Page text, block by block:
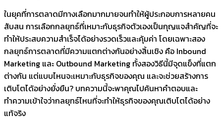
ในยุคที่การตลาดมีทางเลือกมากมายจนทำให้ผู้ประกอบการหลายคน
สับสน การเลือกกลยุทธ์ที่เหมาะกับธุรกิจตัวเองเป็นกุญแจสำคัญที่จะ
ทำให้ประสบความสำเร็จได้อย่างรวดเร็วและคุ้มค่า โดยเฉพาะสอง
กลยุทธ์การตลาดที่มีความแตกต่างกันอย่างสิ้นเชิง คือ Inbound
Marketing และ Outbound Marketing ทั้งสองวิธีนี้มีจุดแข็งที่แตก
ต่างกัน แต่แบบไหนจะเหมาะกับธุรกิจของคุณ และจะช่วยสร้างการ
เติบโตได้อย่างยั่งยืน? บทความนี้จะพาคุณไปค้นหาคำตอบและ
ทำความเข้าใจว่ากลยุทธ์ไหนที่จะทำให้ธุรกิจของคุณเติบโตได้อย่าง
แท้จริง